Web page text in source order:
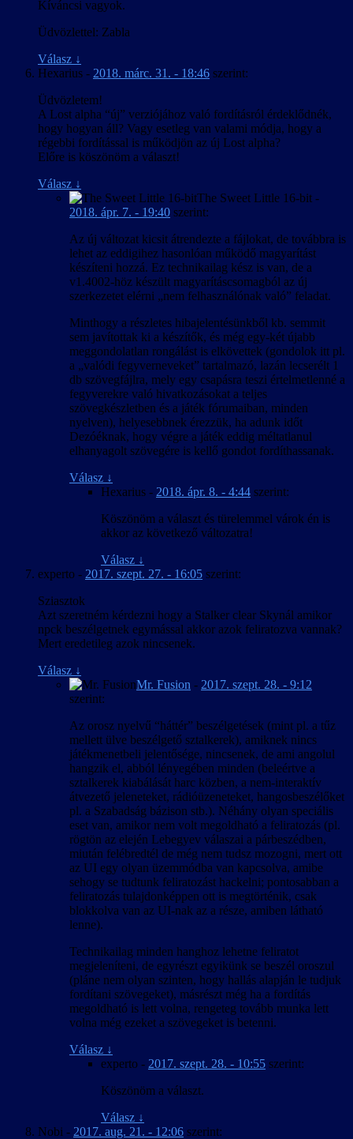
Kíváncsi vagyok.
Üdvözlettel: Zabla
Válasz ↓
Hexarius - 2018. márc. 31. - 18:46 szerint:
Üdvözletem!
A Lost alpha “új” verziójához való fordításról érdeklődnék,
hogy hogyan áll? Vagy esetleg van valami módja, hogy a
régebbi fordítással is működjön az új Lost alpha?
Előre is köszönöm a választ!
Válasz ↓
The Sweet Little 16-bit -
2018. ápr. 7. - 19:40 szerint:
Az új változat kicsit átrendezte a fájlokat, de továbbra is
lehet az eddigihez hasonlóan működő magyarítást
készíteni hozzá. Ez technikailag kész is van, de a
v1.4002-höz készült magyarításcsomagból az új
szerkezetet elérni „nem felhasználónak való” feladat.
Minthogy a részletes hibajelentésünkből kb. semmit
sem javítottak ki a készítők, és még egy-két újabb
meggondolatlan rongálást is elkövettek (gondolok itt pl.
a „valódi fegyverneveket” tartalmazó, lazán lecserélt 1
db szövegfájlra, mely egy csapásra teszi értelmetlenné a
fegyverekre való hivatkozásokat a teljes
szövegkészletben és a játék fórumaiban, minden
nyelven), helyesebbnek érezzük, ha adunk időt
Dezóéknak, hogy végre a játék eddig méltatlanul
elhanyagolt szövegére is kellő gondot fordíthassanak.
Válasz ↓
Hexarius - 2018. ápr. 8. - 4:44 szerint:
Köszönöm a választ és türelemmel várok én is
akkor az következő változatra!
Válasz ↓
experto - 2017. szept. 27. - 16:05 szerint:
Sziasztok
Azt szeretném kérdezni hogy a Stalker clear Skynál amikor
npck beszélgetnek egymással akkor azok feliratozva vannak?
Mert eredetileg azok nincsenek.
Válasz ↓
Mr. Fusion - 2017. szept. 28. - 9:12
szerint:
Az orosz nyelvű “háttér” beszélgetések (mint pl. a tűz
mellett ülve beszélgető sztalkerek), amiknek nincs
játékmenetbeli jelentősége, nincsenek, de ami angolul
hangzik el, abból lényegében minden (beleértve a
sztalkerek kiabálását harc közben, a nem-interaktív
átvezető jeleneteket, rádióüzeneteket, hangosbeszélőket
pl. a Szabadság bázison stb.). Néhány olyan speciális
eset van, amikor nem volt megoldható a feliratozás (pl.
rögtön az elején Lebegyev válaszai a párbeszédben,
miután felébredtél de még nem tudsz mozogni, mert ott
az UI egy olyan üzemmódba van kapcsolva, amibe
sehogy se tudtunk feliratozást hackelni; pontosabban a
feliratozás tulajdonképpen ott is megtörténik, csak
blokkolva van az UI-nak az a része, amiben látható
lenne).
Technikailag minden hanghoz lehetne feliratot
megjeleníteni, de egyrészt egyikünk se beszél oroszul
(pláne nem olyan szinten, hogy hallás alapján le tudjuk
fordítani szövegeket), másrészt még ha a fordítás
megoldható is lett volna, rengeteg tovább munka lett
volna még ezeket a szövegeket is betenni.
Válasz ↓
experto - 2017. szept. 28. - 10:55 szerint:
Köszönöm a választ.
Válasz ↓
Nobi - 2017. aug. 21. - 12:06 szerint: